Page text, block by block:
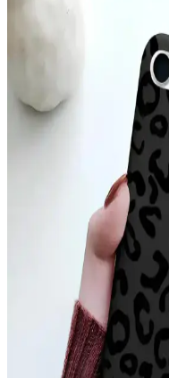
McStorey MacBook Air
üretilmiş, şık tasarımıyla
hafif ve estetik yapısıyla
YoungKit Apple
Dayanıklı ve Estetik
YoungKit iPhone 14 Pro
tasarımıyla üstün koruma
sunar, çevre dostudur ve
Xiaomi Mi 11 Ultra
Kenarlı Silikon Kılıf
Parlak altın detaylar ve
Ultra'nızı şık ve güvenle
tarzınıza uygun alternatifler
Apple iPhone 11 Pro
malzemeden